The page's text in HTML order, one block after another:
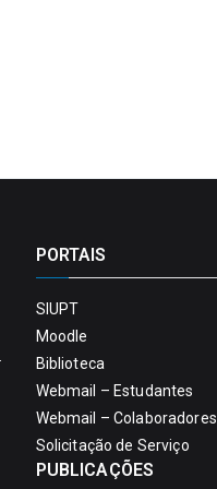
PORTAIS
SIUPT
Moodle
Biblioteca
Webmail – Estudantes
Webmail – Colaboradores
Solicitação de Serviço
PUBLICAÇÕES